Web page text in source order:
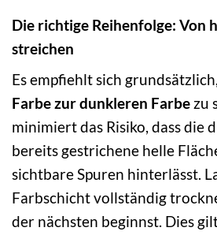
Die richtige Reihenfolge: Von
streichen
Es empfiehlt sich grundsätzlich,
Farbe zur dunkleren Farbe zu
minimiert das Risiko, dass die
bereits gestrichene helle
sichtbare Spuren hinterlässt.
Farbschicht vollständig
der nächsten beginnst. Dies